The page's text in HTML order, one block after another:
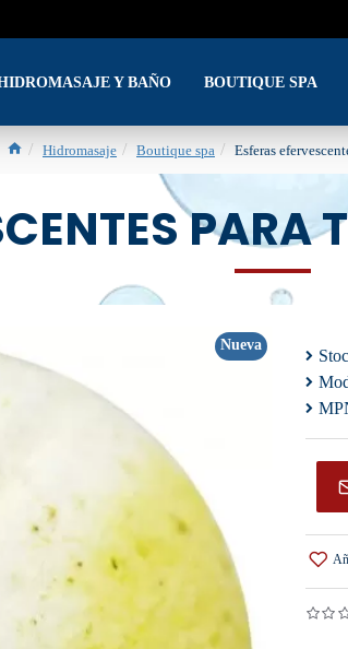
Y BAÑO BOUTIQUE SPA
Hidromasaje Boutique spa Esferas
Nueva